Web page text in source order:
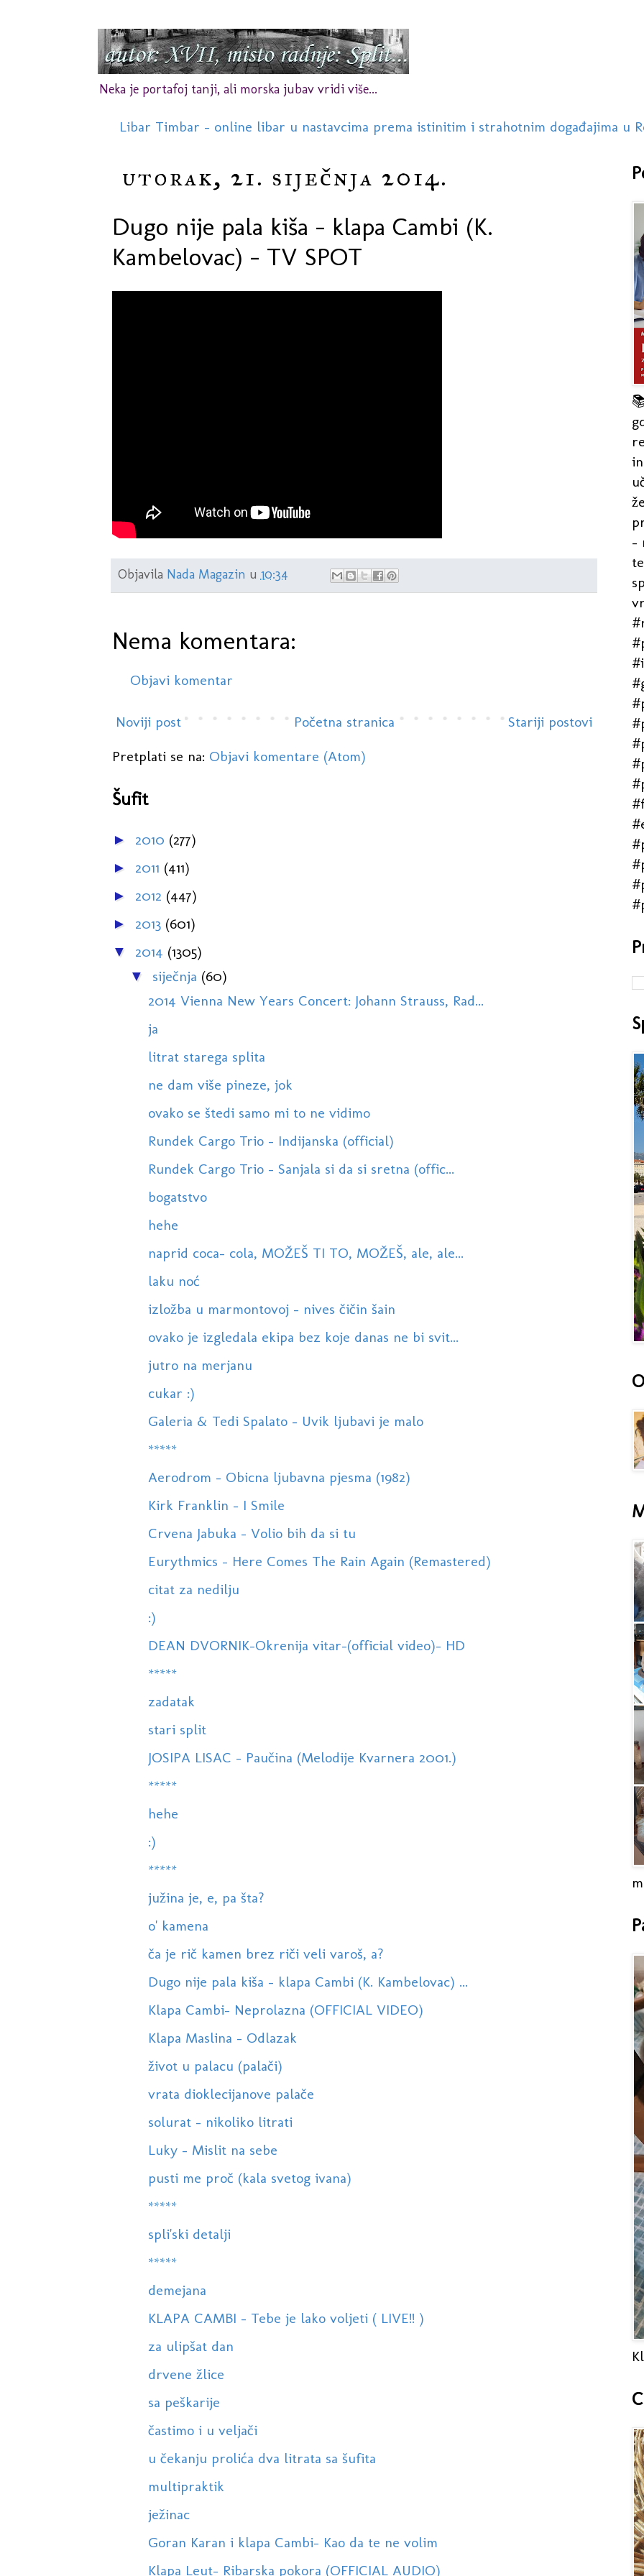
Neka je portafoj tanji, ali morska jubav vridi više...
Libar Timbar - online libar u nastavcima prema istinitim i strahotnim događajima u
utorak, 21. siječnja 2014.
Dugo nije pala kiša - klapa Cambi (K.
Kambelovac) - TV SPOT
Objavila Nada Magazin u 10:34
Nema komentara:
Objavi komentar
Noviji post Stariji postovi
Početna stranica
Pretplati se na: Objavi komentare (Atom)
Šufit
► 2010 (277)
► 2011 (411)
► 2012 (447)
► 2013 (601)
▼ 2014 (1305)
▼ siječnja (60)
2014 Vienna New Years Concert: Johann Strauss, Rad...
ja
litrat starega splita
ne dam više pineze, jok
ovako se štedi samo mi to ne vidimo
Rundek Cargo Trio - Indijanska (official)
Rundek Cargo Trio - Sanjala si da si sretna (offic...
bogatstvo
hehe
naprid coca- cola, MOŽEŠ TI TO, MOŽEŠ, ale, ale...
laku noć
izložba u marmontovoj - nives čičin šain
ovako je izgledala ekipa bez koje danas ne bi svit...
jutro na merjanu
cukar :)
Galeria & Tedi Spalato - Uvik ljubavi je malo
*****
Aerodrom - Obicna ljubavna pjesma (1982)
Kirk Franklin - I Smile
Crvena Jabuka - Volio bih da si tu
Eurythmics - Here Comes The Rain Again (Remastered)
citat za nedilju
:)
DEAN DVORNIK-Okrenija vitar-(official video)- HD
*****
zadatak
stari split
JOSIPA LISAC - Paučina (Melodije Kvarnera 2001.)
*****
hehe
:)
*****
južina je, e, pa šta?
o' kamena
ča je rič kamen brez riči veli varoš, a?
Dugo nije pala kiša - klapa Cambi (K. Kambelovac) ...
Klapa Cambi- Neprolazna (OFFICIAL VIDEO)
Klapa Maslina - Odlazak
život u palacu (palači)
vrata dioklecijanove palače
solurat - nikoliko litrati
Luky - Mislit na sebe
pusti me proč (kala svetog ivana)
*****
spli'ski detalji
*****
demejana
KLAPA CAMBI - Tebe je lako voljeti ( LIVE!! )
za ulipšat dan
drvene žlice
sa peškarije
častimo i u veljači
u čekanju prolića dva litrata sa šufita
multipraktik
ježinac
Goran Karan i klapa Cambi- Kao da te ne volim
Klapa Leut- Ribarska pokora (OFFICIAL AUDIO)
-